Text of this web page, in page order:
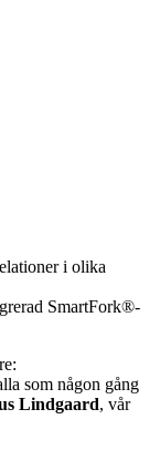
i olika
SmartFork®-
som någon gång
Lindgaard, vår